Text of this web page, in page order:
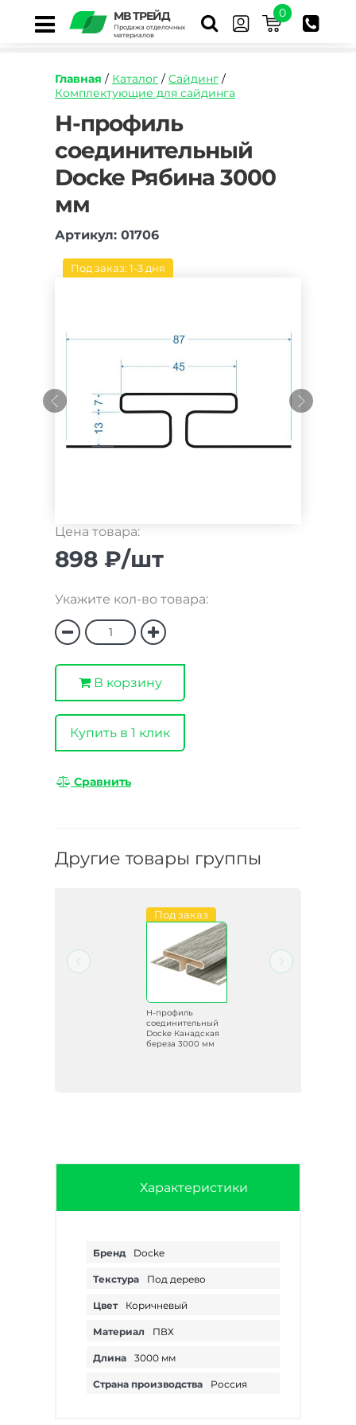
МВ ТРЕЙД
Продажа отделочных
материалов
0
Главная / Каталог / Сайдинг /
Комплектующие для сайдинга
https://mvtrade.ru/images/id/normal/h-
profil-
soedinitelnyy-
docke-
ryabina-
mm.jpg
H-профиль
соединительный
Docke Рябина 3000
мм
Артикул: 01706
Под заказ: 1-3 дня
Цена товара:
898 ₽/шт
Укажите кол-во товара:
В корзину
Купить в 1 клик
Сравнить
Другие товары группы
Под заказ
H-профиль
соединительный
Docke Канадская
береза 3000 мм
Характеристики
Бренд Docke
Текстура Под дерево
Цвет Коричневый
Материал ПВХ
Длина 3000 мм
Страна производства Россия